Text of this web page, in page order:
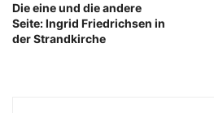
Die eine und die andere
Seite: Ingrid Friedrichsen in
der Strandkirche